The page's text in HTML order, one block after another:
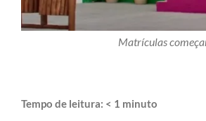
Matrículas
Tempo de leitura: < 1 minuto